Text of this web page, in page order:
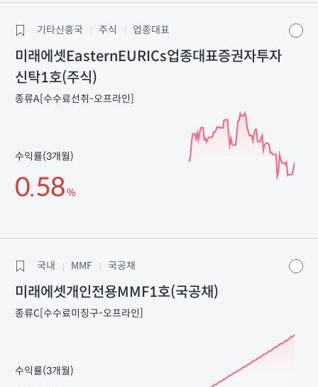
기타신흥국 주식 업종대표
미래에셋EasternEURICs업종대표증권자투자
신탁1호(주식)
종류A[수수료선취-오프라인]
수익률(3개월)
0.58%
국내 MMF 국공채
미래에셋개인전용MMF1호(국공채)
종류C[수수료미징구-오프라인]
수익률(3개월)